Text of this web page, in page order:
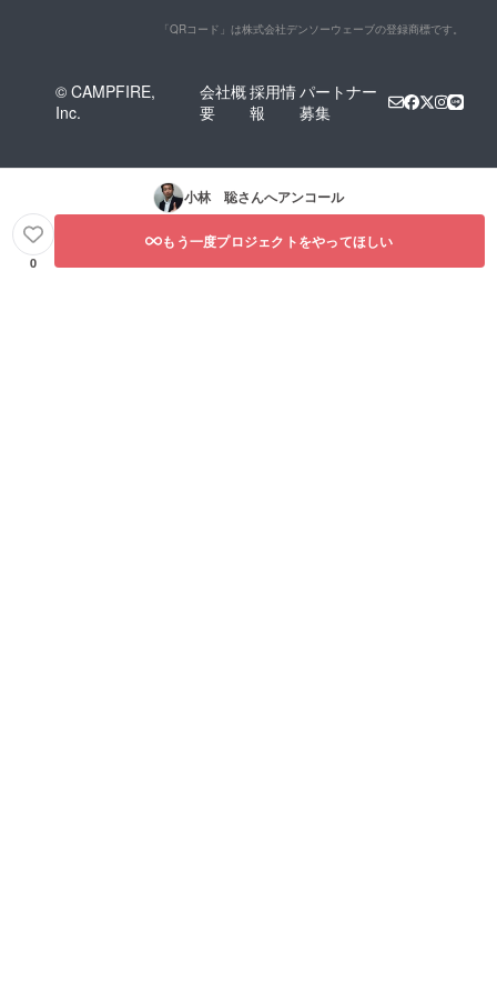
「QRコード」は株式会社デンソーウェーブの登録商標です。
© CAMPFIRE,
Inc.
会社概
要
採用情
報
パートナー
募集
小林 聡さんへアンコール
0
もう一度プロジェクトをやってほしい